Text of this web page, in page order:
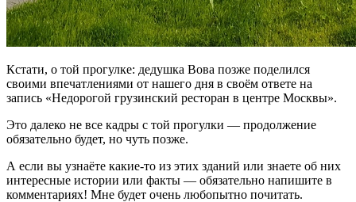
Кстати, о той прогулке: дедушка Вова позже поделился
своими впечатлениями от нашего дня в своём ответе на
запись «Недорогой грузинский ресторан в центре Москвы».
Это далеко не все кадры с той прогулки — продолжение
обязательно будет, но чуть позже.
А если вы узнаёте какие-то из этих зданий или знаете об них
интересные истории или факты — обязательно напишите в
комментариях! Мне будет очень любопытно почитать.